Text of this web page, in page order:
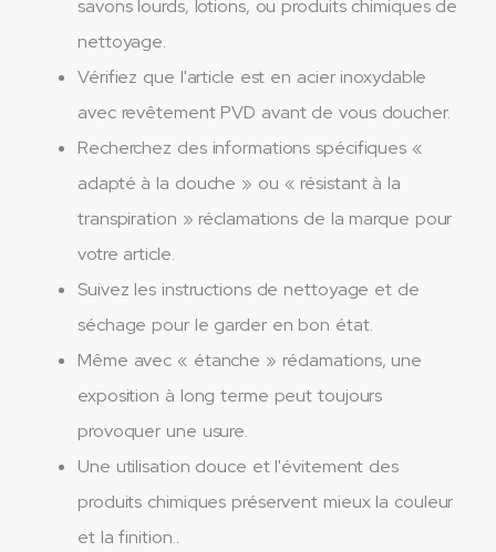
savons lourds, lotions, ou produits chimiques de
nettoyage.
Vérifiez que l'article est en acier inoxydable
avec revêtement PVD avant de vous doucher.
Recherchez des informations spécifiques «
adapté à la douche » ou « résistant à la
transpiration » réclamations de la marque pour
votre article.
Suivez les instructions de nettoyage et de
séchage pour le garder en bon état.
Même avec « étanche » réclamations, une
exposition à long terme peut toujours
provoquer une usure.
Une utilisation douce et l'évitement des
produits chimiques préservent mieux la couleur
et la finition..